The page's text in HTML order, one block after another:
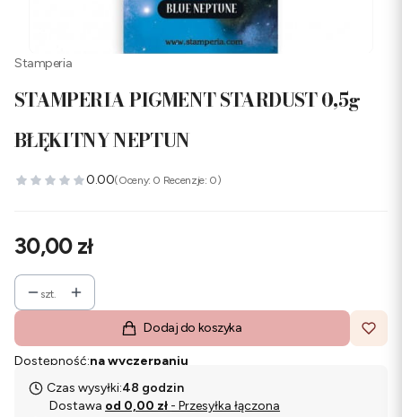
Stamperia
STAMPERIA PIGMENT STARDUST 0,5g
BŁĘKITNY NEPTUN
0.00(Oceny: 0 Recenzje: 0)
Cena
30,00 zł
szt.
Dodaj do koszyka
Dostępność:na wyczerpaniu
Czas wysyłki:48 godzin
Dostawa od 0,00 zł - Przesyłka łączona